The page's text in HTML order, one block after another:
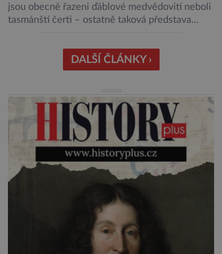
jsou obecně řazeni ďáblové medvědovití neboli
tasmánští čerti – ostatně taková představa
ostrově Tasmánie, si však takovou nálepku
vůbec nezaslouží. Fakticky se totiž spíše než o
plaché živočichy. Velikostně […]
DALŠÍ ČLÁNKY ›